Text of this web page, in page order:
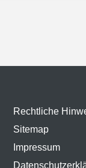
Rechtliche
Sitemap
Impressum